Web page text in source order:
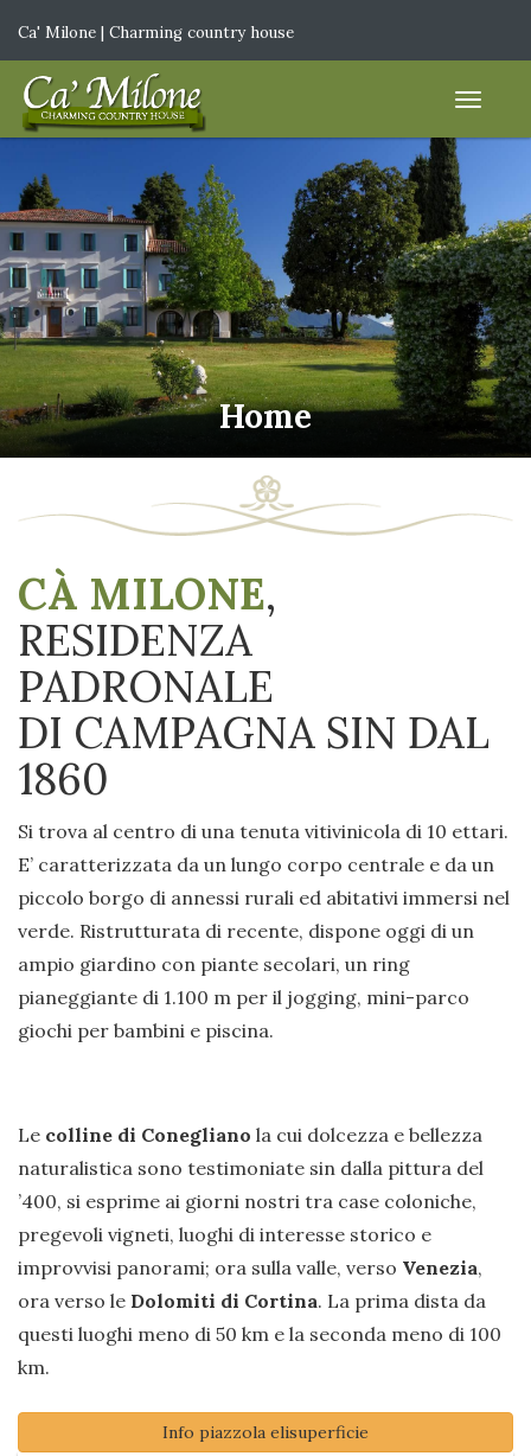
Ca' Milone | Charming country house
Home
CÀ MILONE,
RESIDENZA
PADRONALE
DI CAMPAGNA SIN DAL
1860
Si trova al centro di una tenuta vitivinicola di 10 ettari.
E’ caratterizzata da un lungo corpo centrale e da un
piccolo borgo di annessi rurali ed abitativi immersi nel
verde. Ristrutturata di recente, dispone oggi di un
ampio giardino con piante secolari, un ring
pianeggiante di 1.100 m per il jogging, mini-parco
giochi per bambini e piscina.
Le colline di Conegliano la cui dolcezza e bellezza
naturalistica sono testimoniate sin dalla pittura del
’400, si esprime ai giorni nostri tra case coloniche,
pregevoli vigneti, luoghi di interesse storico e
improvvisi panorami; ora sulla valle, verso Venezia,
ora verso le Dolomiti di Cortina. La prima dista da
questi luoghi meno di 50 km e la seconda meno di 100
km.
Info piazzola elisuperficie